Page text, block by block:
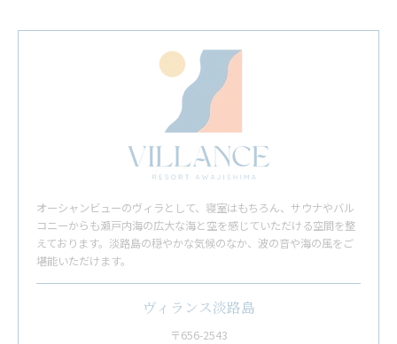
オーシャンビューのヴィラとして、寝室はもちろん、サウナやバル
コニーからも瀬戸内海の広大な海と空を感じていただける空間を整
えております。淡路島の穏やかな気候のなか、波の音や海の風をご
堪能いただけます。
ヴィランス淡路島
〒656-2543